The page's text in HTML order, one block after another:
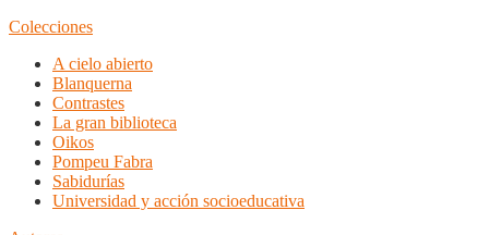
Colecciones
A cielo abierto
Blanquerna
Contrastes
La gran biblioteca
Oikos
Pompeu Fabra
Sabidurías
Universidad y acción socioeducativa